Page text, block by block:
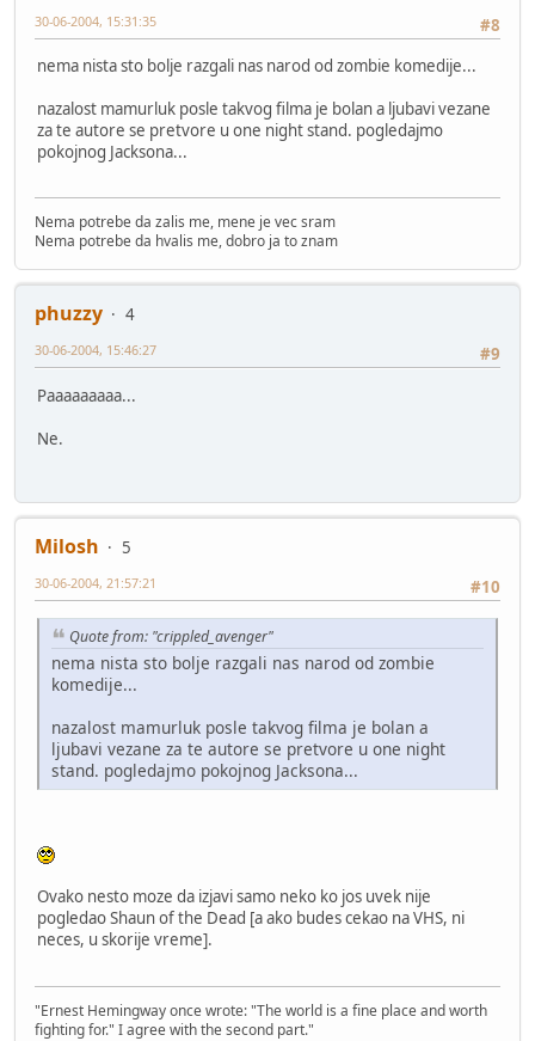
#8
30-06-2004, 15:31:35
nema nista sto bolje razgali nas narod od zombie komedije...
nazalost mamurluk posle takvog filma je bolan a ljubavi vezane
za te autore se pretvore u one night stand. pogledajmo
pokojnog Jacksona...
Nema potrebe da zalis me, mene je vec sram
Nema potrebe da hvalis me, dobro ja to znam
phuzzy
4
#9
30-06-2004, 15:46:27
Paaaaaaaaa...
Ne.
Milosh
5
#10
30-06-2004, 21:57:21
Quote from: "crippled_avenger"
nema nista sto bolje razgali nas narod od zombie
komedije...
nazalost mamurluk posle takvog filma je bolan a
ljubavi vezane za te autore se pretvore u one night
stand. pogledajmo pokojnog Jacksona...
Ovako nesto moze da izjavi samo neko ko jos uvek nije
pogledao Shaun of the Dead [a ako budes cekao na VHS, ni
neces, u skorije vreme].
"Ernest Hemingway once wrote: "The world is a fine place and worth
fighting for." I agree with the second part."